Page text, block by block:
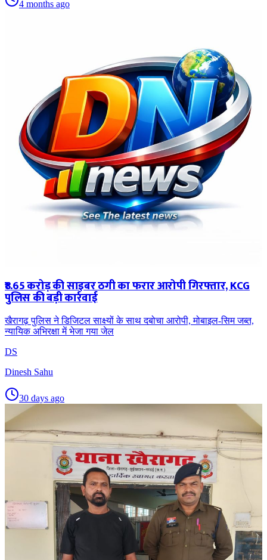
4 months ago
₹8.65 करोड़ की साइबर ठगी का फरार आरोपी गिरफ्तार, KCG
पुलिस की बड़ी कार्रवाई
खैरागढ़ पुलिस ने डिजिटल साक्ष्यों के साथ दबोचा आरोपी, मोबाइल-सिम जब्त,
न्यायिक अभिरक्षा में भेजा गया जेल
DS
Dinesh Sahu
30 days ago